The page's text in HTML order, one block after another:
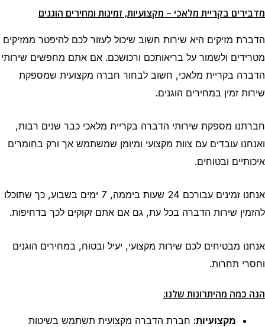
מדבירים בקריית מלאכי – מקצועיות, זמינות ומחירים הוגנים
הדברת מזיקים היא שירות חשוב שיכול לעזור לכם להיפטר ממזיקים
מטרידים ולשמור על בריאותכם ורכושכם. אם אתם מחפשים שירותי
הדברה בקריית מלאכי, חשוב לבחור חברה מקצועית שמספקת
שירות זמין במחירים הוגנים.
חברתנו מספקת שירותי הדברה בקריית מלאכי כבר שנים רבות,
ואנחנו עובדים עם צוות מקצועי ומיומן שמשתמש אך ורק בחומרים
איכותיים ובטוחים.
אנחנו זמינים עבורכם 24 שעות ביממה, 7 ימים בשבוע, כך שתוכלו
להזמין שירות הדברה בכל עת, גם אם אתם זקוקים לכך בדחיפות.
אנחנו מבטיחים לכם שירות מקצועי, יעיל ובטוח, במחירים הוגנים
וחסרי תחרות.
הנה כמה מהיתרונות שלנו:
מקצועיות: חברת הדברה מקצועית תשתמש בשיטות